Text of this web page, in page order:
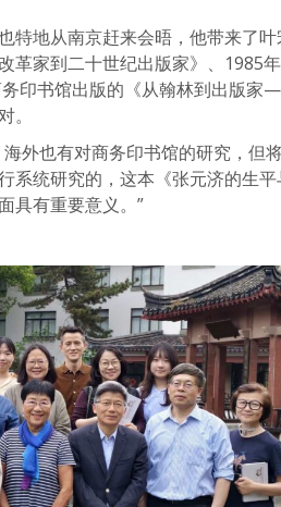
特地从南京赶来会晤，他带来了叶
家到二十世纪出版家》、1985
印书馆出版的《从翰林到出版
外也有对商务印书馆的研究，但
系统研究的，这本《张元济的生
具有重要意义。”